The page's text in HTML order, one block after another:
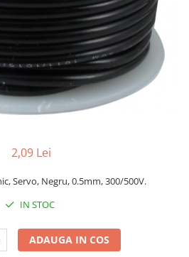
2,09 Lei
Servo, Negru, 0.5mm, 300/500V.
IN STOC
ADAUGA IN COS